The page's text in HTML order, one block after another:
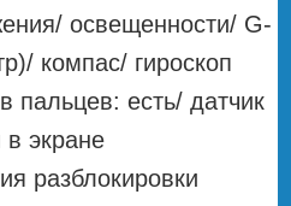
освещенности/ G-
компас/ гироскоп
пальцев: есть/ датчик
экране
разблокировки